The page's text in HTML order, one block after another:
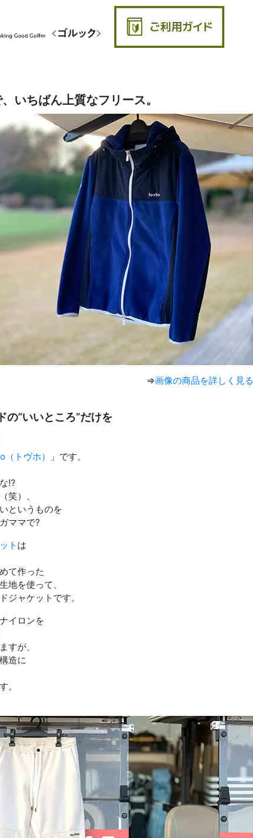
、いちばん上質なフリース。
⇒画像の商品を詳しく見る
の“いいところ”だけを
（トヴホ）
」です。
⁉︎
笑）、
というものを
ママで?
ト は
て作った
地を使って、
ジャケットです。
イロンを
すが、
造に
。